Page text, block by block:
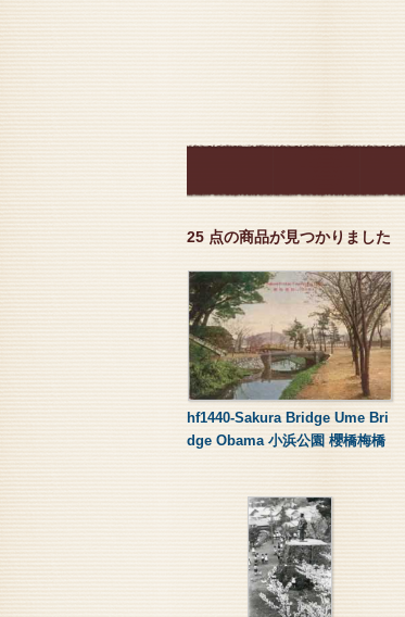
25 点の商品が見つかりました
hf1440-Sakura Bridge Ume Bri
dge Obama 小浜公園 櫻橋梅橋